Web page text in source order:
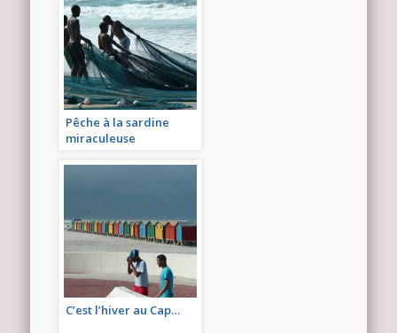
Pêche à la sardine
miraculeuse
C’est l’hiver au Cap…